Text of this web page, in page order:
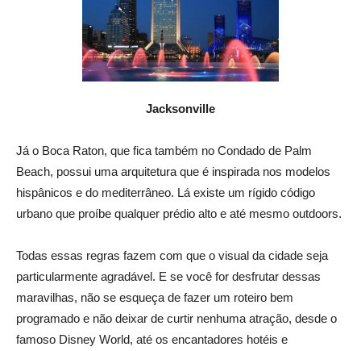
Jacksonville
Já o Boca Raton, que fica também no Condado de Palm
Beach, possui uma arquitetura que é inspirada nos modelos
hispânicos e do mediterrâneo. Lá existe um rígido código
urbano que proíbe qualquer prédio alto e até mesmo outdoors.
Todas essas regras fazem com que o visual da cidade seja
particularmente agradável. E se você for desfrutar dessas
maravilhas, não se esqueça de fazer um roteiro bem
programado e não deixar de curtir nenhuma atração, desde o
famoso Disney World, até os encantadores hotéis e